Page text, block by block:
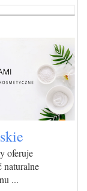
oferuje
naturalne
...